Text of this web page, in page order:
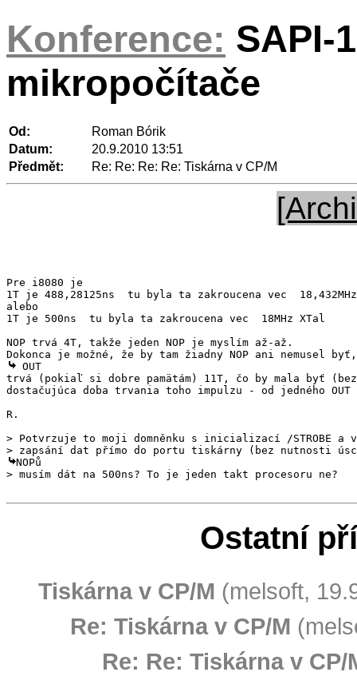
Konference: SAPI-
mikropočítače
Od:
Roman Bórik
Datum:
20.9.2010 13:51
Předmět:
Re: Re: Re: Re: Tiskárna v CP/M
Pre i8080 je
1T je 488,28125ns  tu byla ta zakroucena vec
alebo
1T je 500ns  tu byla ta zakroucena vec  18MHz XTal
NOP trvá 4T, takže jeden NOP je myslím až-až.
OUT
trvá (pokiaľ si dobre pamätám) 11T, čo by mala byť
dostačujúca doba trvania toho impulzu - od jedného OUT
R.
> Potvrzuje to moji domněnku s inicializací /STROBE
NOPů
Ostatní
Tiskárna v CP/M (melsoft,
Re: Tiskárna v CP/M
Re: Re: Tiskárna v CP/